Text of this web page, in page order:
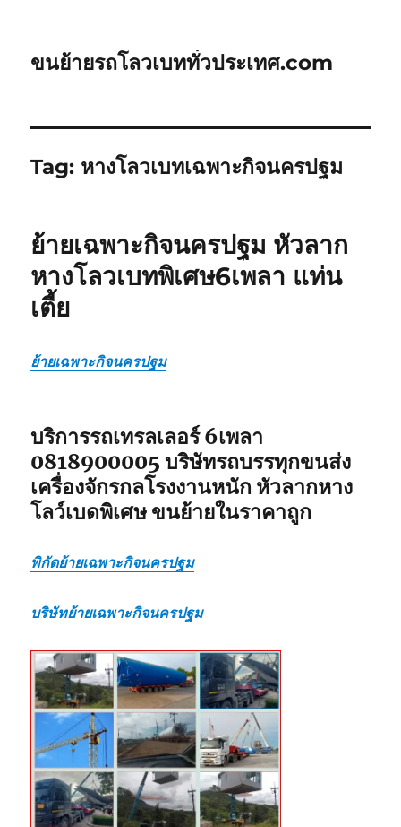
ขนย้ายรถโลวเบททั่วประเทศ.com
Tag: หางโลวเบทเฉพาะกิจนครปฐม
ย้ายเฉพาะกิจนครปฐม หัวลาก
หางโลวเบทพิเศษ6เพลา แท่น
เตี้ย
ย้ายเฉพาะกิจนครปฐม
บริการรถเทรลเลอร์ 6เพลา
0818900005 บริษัทรถบรรทุกขนส่ง
เครื่องจักรกลโรงงานหนัก หัวลากหาง
โลว์เบดพิเศษ ขนย้ายในราคาถูก
พิกัดย้ายเฉพาะกิจนครปฐม
บริษัทย้ายเฉพาะกิจนครปฐม